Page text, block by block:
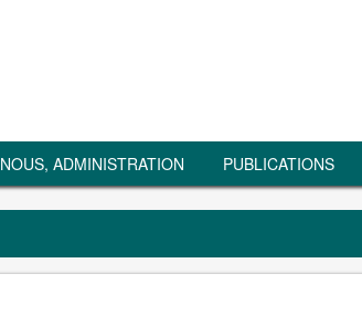
NOUS, ADMINISTRATION PUBLICATIONS